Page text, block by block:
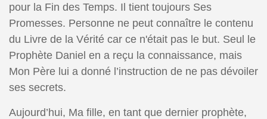
pour la Fin des Temps. Il tient toujours Ses
Promesses. Personne ne peut connaître le contenu
du Livre de la Vérité car ce n'était pas le but. Seul le
Prophète Daniel en a reçu la connaissance, mais
Mon Père lui a donné l’instruction de ne pas dévoiler
ses secrets.
Aujourd’hui, Ma fille, en tant que dernier prophète,